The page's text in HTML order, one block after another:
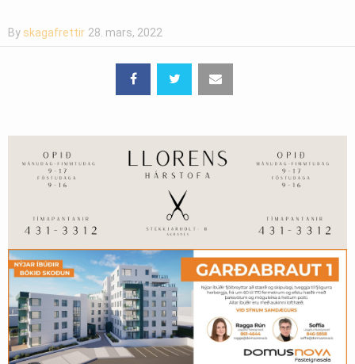
By skagafrettir 28. mars, 2022